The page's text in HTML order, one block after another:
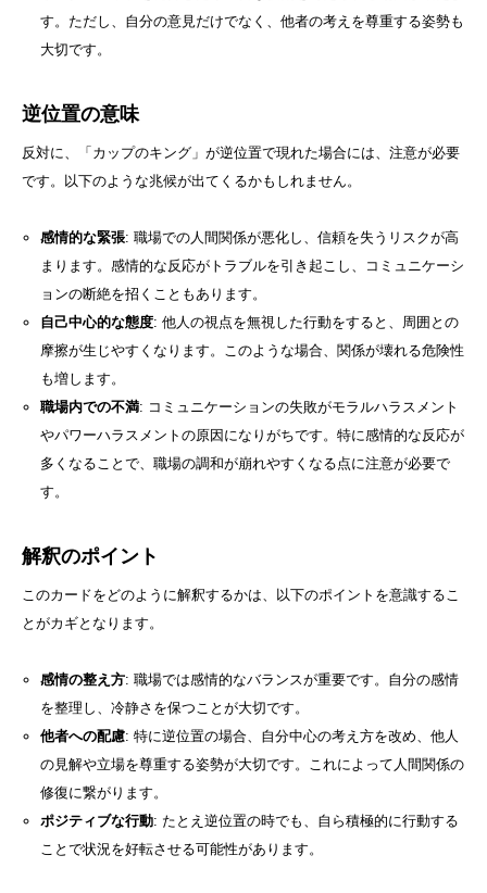
す。ただし、自分の意見だけでなく、他者の考えを尊重する姿勢も
大切です。
逆位置の意味
反対に、「カップのキング」が逆位置で現れた場合には、注意が必要
です。以下のような兆候が出てくるかもしれません。
感情的な緊張: 職場での人間関係が悪化し、信頼を失うリスクが高
まります。感情的な反応がトラブルを引き起こし、コミュニケーシ
ョンの断絶を招くこともあります。
自己中心的な態度: 他人の視点を無視した行動をすると、周囲との
摩擦が生じやすくなります。このような場合、関係が壊れる危険性
も増します。
職場内での不満: コミュニケーションの失敗がモラルハラスメント
やパワーハラスメントの原因になりがちです。特に感情的な反応が
多くなることで、職場の調和が崩れやすくなる点に注意が必要で
す。
解釈のポイント
このカードをどのように解釈するかは、以下のポイントを意識するこ
とがカギとなります。
感情の整え方: 職場では感情的なバランスが重要です。自分の感情
を整理し、冷静さを保つことが大切です。
他者への配慮: 特に逆位置の場合、自分中心の考え方を改め、他人
の見解や立場を尊重する姿勢が大切です。これによって人間関係の
修復に繋がります。
ポジティブな行動: たとえ逆位置の時でも、自ら積極的に行動する
ことで状況を好転させる可能性があります。